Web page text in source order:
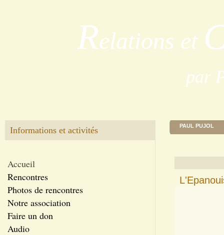
Relations et
par
Informations et activités
Accueil
Rencontres
Photos de rencontres
Notre association
Faire un don
Audio
PAUL PUJOL